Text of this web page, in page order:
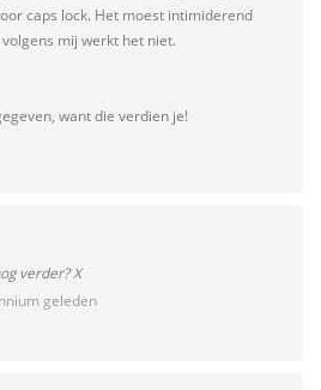
caps lock. Het moest intimiderend
mij werkt het niet.
want die verdien je!
verder? X
geleden